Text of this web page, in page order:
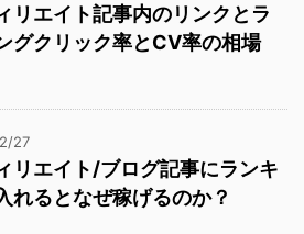
リエイト記事内のリンクとラ
グクリック率とCV率の相場
27
リエイト/ブログ記事にランキ
れるとなぜ稼げるのか？